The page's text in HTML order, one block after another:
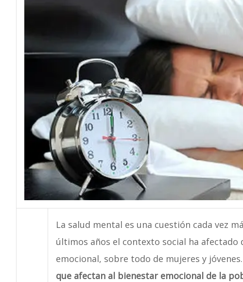
La salud mental es una cuestión cada vez
últimos años el contexto social ha afectado
emocional, sobre todo de mujeres y jóvenes.
que afectan al bienestar emocional de la